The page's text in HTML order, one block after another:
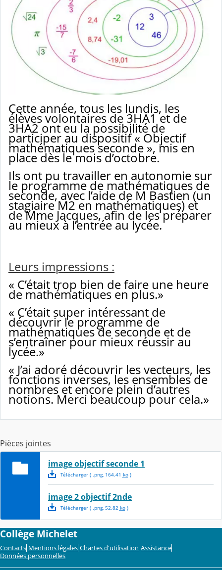
Cette année, tous les lundis, les
élèves volontaires de 3HA1 et de
3HA2 ont eu la possibilité de
participer au dispositif « Objectif
mathématiques seconde », mis en
place dès le mois d’octobre.
Ils ont pu travailler en autonomie sur
le programme de mathématiques de
seconde, avec l’aide de M Bastien (un
stagiaire M2 en mathématiques) et
de Mme Jacques, afin de les préparer
au mieux à l’entrée au lycée.
Leurs impressions :
« C’était trop bien de faire une heure
de mathématiques en plus.»
« C’était super intéressant de
découvrir le programme de
mathématiques de seconde et de
s’entraîner pour mieux réussir au
lycée.»
« J’ai adoré découvrir les vecteurs, les
fonctions inverses, les ensembles de
nombres et encore plein d’autres
notions. Merci beaucoup pour cela.»
Pièces jointes
image objectif seconde 1
Télécharger( .png, 164.41 ko)
image 2 objectif 2nde
Télécharger( .png, 52.82 ko)
Collège Michelet
Contacts Mentions légales Chartes d'utilisation Assistance
Données personnelles